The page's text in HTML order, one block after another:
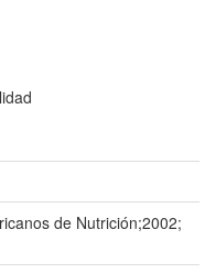
de Nutrición;2002;